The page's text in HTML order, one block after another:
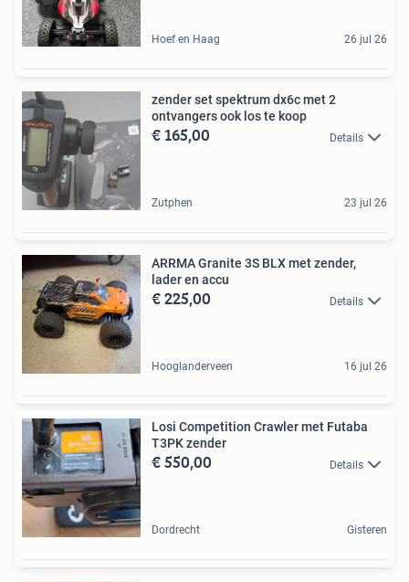
Hoef en Haag 26 jul 26
zender set spektrum dx6c met 2
ontvangers ook los te koop
€ 165,00 Details
Zutphen 23 jul 26
ARRMA Granite 3S BLX met zender,
lader en accu
€ 225,00 Details
Hooglanderveen 16 jul 26
Losi Competition Crawler met Futaba
T3PK zender
€ 550,00 Details
Dordrecht Gisteren